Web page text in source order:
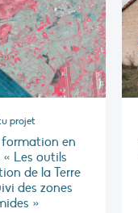
projet
en
« Les outils
de la Terre
des zones
»